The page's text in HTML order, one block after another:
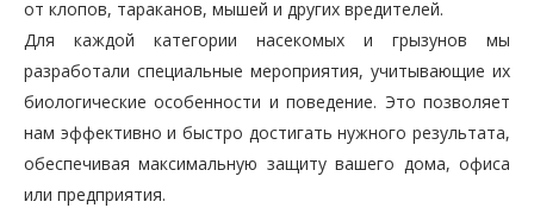
от клопов, тараканов, мышей и других вредителей.
Для каждой категории насекомых и грызунов мы
разработали специальные мероприятия, учитывающие их
биологические особенности и поведение. Это позволяет
нам эффективно и быстро достигать нужного результата,
обеспечивая максимальную защиту вашего дома, офиса
или предприятия.